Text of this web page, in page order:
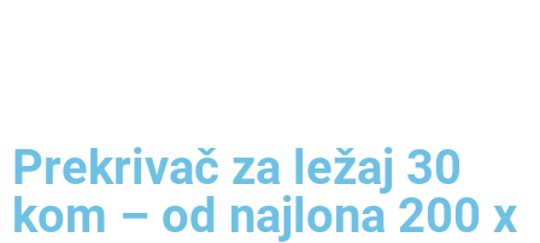
Prekrivač za ležaj 30
kom – od najlona 200 x